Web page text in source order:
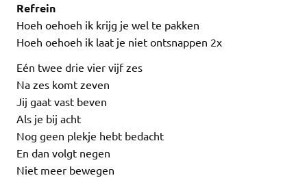
Refrein
Hoeh oehoeh ik krijg je wel te pakken
Hoeh oehoeh ik laat je niet ontsnappen 2x
Eén twee drie vier vijf zes
Na zes komt zeven
Jij gaat vast beven
Als je bij acht
Nog geen plekje hebt bedacht
En dan volgt negen
Niet meer bewegen